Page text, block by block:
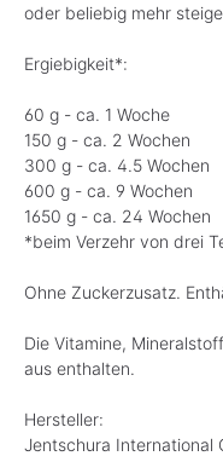
oder beliebig mehr
Ergiebigkeit*:
60 g - ca. 1 Woche
150 g - ca. 2 Wochen
300 g - ca. 4.5 Wochen
600 g - ca. 9 Wochen
1650 g - ca. 24 Wochen
*beim Verzehr von drei
Ohne Zuckerzusatz.
Die Vitamine,
aus enthalten.
Hersteller:
Jentschura International